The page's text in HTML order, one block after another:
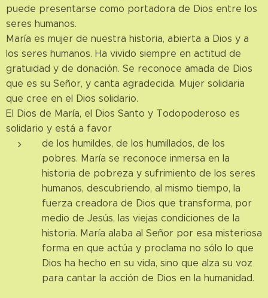
puede presentarse como portadora de Dios entre los
seres humanos.
María es mujer de nuestra historia, abierta a Dios y a
los seres humanos. Ha vivido siempre en actitud de
gratuidad y de donación. Se reconoce amada de Dios
que es su Señor, y canta agradecida. Mujer solidaria
que cree en el Dios solidario.
El Dios de María, el Dios Santo y Todopoderoso es
solidario y está a favor
de los humildes, de los humillados, de los
pobres. María se reconoce inmersa en la
historia de pobreza y sufrimiento de los seres
humanos, descubriendo, al mismo tiempo, la
fuerza creadora de Dios que transforma, por
medio de Jesús, las viejas condiciones de la
historia. María alaba al Señor por esa misteriosa
forma en que actúa y proclama no sólo lo que
Dios ha hecho en su vida, sino que alza su voz
para cantar la acción de Dios en la humanidad.